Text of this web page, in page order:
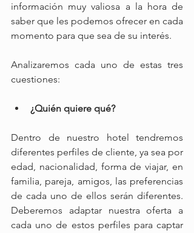
información muy valiosa a la hora de
saber que les podemos ofrecer en cada
momento para que sea de su interés.
Analizaremos cada uno de estas tres
cuestiones:
¿Quién quiere qué?
Dentro de nuestro hotel tendremos
diferentes perfiles de cliente, ya sea por
edad, nacionalidad, forma de viajar, en
familia, pareja, amigos, las preferencias
de cada uno de ellos serán diferentes.
Deberemos adaptar nuestra oferta a
cada uno de estos perfiles para captar